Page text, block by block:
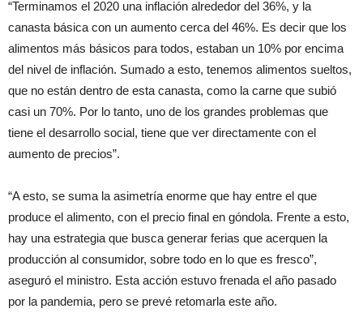
“Terminamos el 2020 una inflación alrededor del 36%, y la
canasta básica con un aumento cerca del 46%. Es decir que los
alimentos más básicos para todos, estaban un 10% por encima
del nivel de inflación. Sumado a esto, tenemos alimentos sueltos,
que no están dentro de esta canasta, como la carne que subió
casi un 70%. Por lo tanto, uno de los grandes problemas que
tiene el desarrollo social, tiene que ver directamente con el
aumento de precios”.
“A esto, se suma la asimetría enorme que hay entre el que
produce el alimento, con el precio final en góndola. Frente a esto,
hay una estrategia que busca generar ferias que acerquen la
producción al consumidor, sobre todo en lo que es fresco”,
aseguró el ministro. Esta acción estuvo frenada el año pasado
por la pandemia, pero se prevé retomarla este año.